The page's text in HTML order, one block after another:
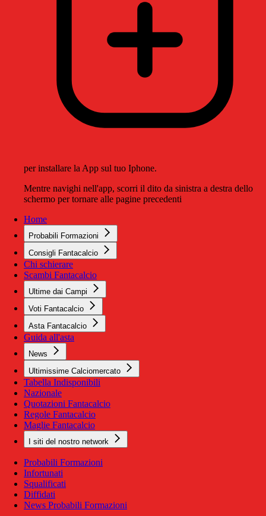
per installare la App sul tuo Iphone.
Mentre navighi nell'app, scorri il dito da sinistra a destra dello
schermo per tornare alle pagine precedenti
Home
Probabili Formazioni
Consigli Fantacalcio
Chi schierare
Scambi Fantacalcio
Ultime dai Campi
Voti Fantacalcio
Asta Fantacalcio
Guida all'asta
News
Ultimissime Calciomercato
Tabella Indisponibili
Nazionale
Quotazioni Fantacalcio
Regole Fantacalcio
Maglie Fantacalcio
I siti del nostro network
Probabili Formazioni
Infortunati
Squalificati
Diffidati
News Probabili Formazioni